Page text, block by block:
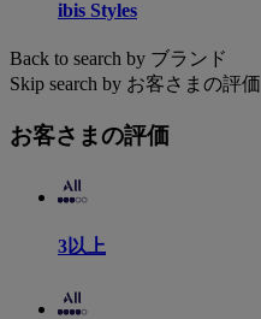
ibis Styles
Back to search by ブランド
Skip search by お客さまの評価
お客さまの評価
3以上